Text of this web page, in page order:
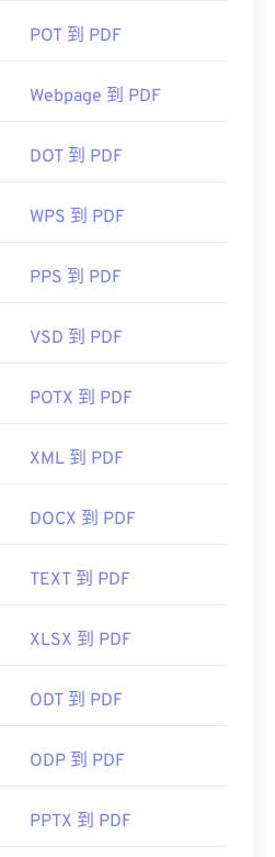
POT 到 PDF
Webpage 到 PDF
DOT 到 PDF
WPS 到 PDF
PPS 到 PDF
VSD 到 PDF
POTX 到 PDF
XML 到 PDF
DOCX 到 PDF
TEXT 到 PDF
XLSX 到 PDF
ODT 到 PDF
ODP 到 PDF
PPTX 到 PDF